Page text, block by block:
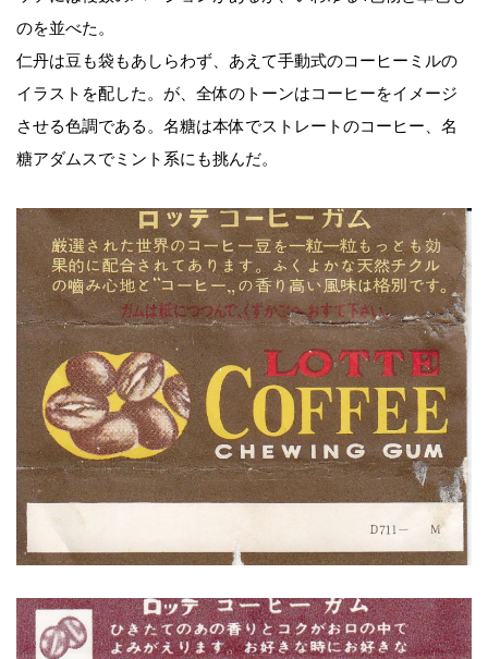
のを並べた。
仁丹は豆も袋もあしらわず、あえて手動式のコーヒーミルの
イラストを配した。が、全体のトーンはコーヒーをイメージ
させる色調である。名糖は本体でストレートのコーヒー、名
糖アダムスでミント系にも挑んだ。